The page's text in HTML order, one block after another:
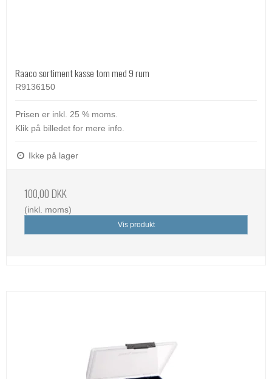
Raaco sortiment kasse tom med 9 rum
R9136150
Prisen er inkl. 25 % moms.
Klik på billedet for mere info.
Ikke på lager
100,00 DKK
(inkl. moms)
Vis produkt